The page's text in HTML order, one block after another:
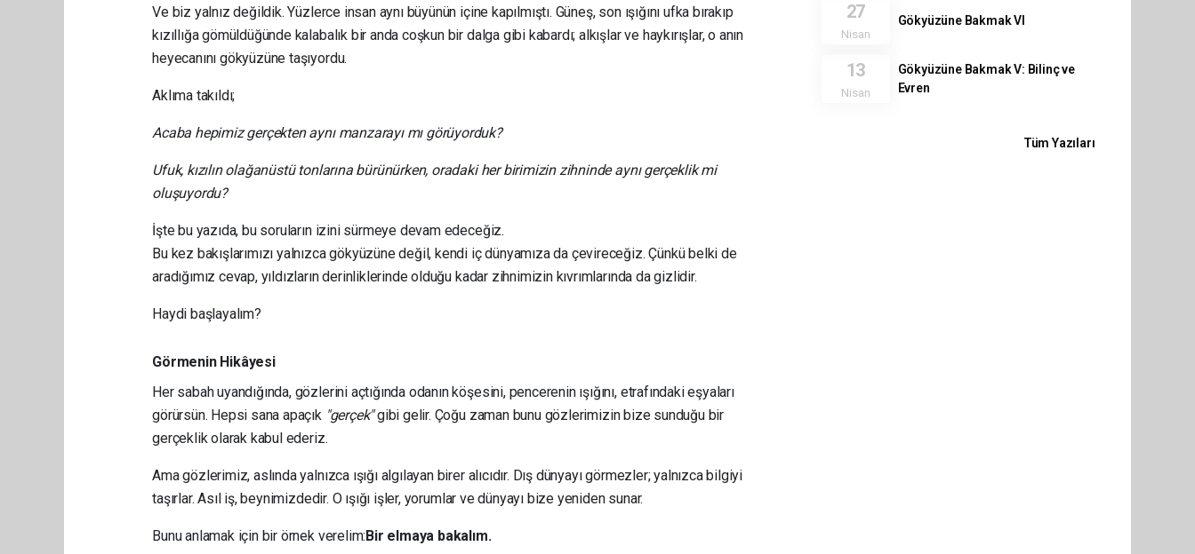
Ve biz yalnız değildik. Yüzlerce insan aynı büyünün içine kapılmıştı. Güneş, son ışığını ufka bırakıp
kızıllığa gömüldüğünde kalabalık bir anda coşkun bir dalga gibi kabardı; alkışlar ve haykırışlar, o anın
heyecanını gökyüzüne taşıyordu.
Aklıma takıldı;
Acaba hepimiz gerçekten aynı manzarayı mı görüyorduk?
Ufuk, kızılın olağanüstü tonlarına bürünürken, oradaki her birimizin zihninde aynı gerçeklik mi
oluşuyordu?
İşte bu yazıda, bu soruların izini sürmeye devam edeceğiz.
Bu kez bakışlarımızı yalnızca gökyüzüne değil, kendi iç dünyamıza da çevireceğiz. Çünkü belki de
aradığımız cevap, yıldızların derinliklerinde olduğu kadar zihnimizin kıvrımlarında da gizlidir.
Haydi başlayalım?
Görmenin Hikâyesi
Her sabah uyandığında, gözlerini açtığında odanın köşesini, pencerenin ışığını, etrafındaki eşyaları
görürsün. Hepsi sana apaçık"gerçek"gibi gelir. Çoğu zaman bunu gözlerimizin bize sunduğu bir
gerçeklik olarak kabul ederiz.
Ama gözlerimiz, aslında yalnızca ışığı algılayan birer alıcıdır. Dış dünyayı görmezler; yalnızca bilgiyi
taşırlar. Asıl iş, beynimizdedir. O ışığı işler, yorumlar ve dünyayı bize yeniden sunar.
Bunu anlamak için bir örnek verelim:Bir elmaya bakalım.
27
Nisan
Gökyüzüne Bakmak VI
13
Nisan
Gökyüzüne Bakmak V: Bilinç ve
Evren
Tüm Yazıları